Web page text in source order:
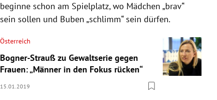
beginne schon am Spielplatz, wo Mädchen „brav“
sein sollen und Buben „schlimm“ sein dürfen.
Österreich
Bogner-Strauß zu Gewaltserie gegen
Frauen: „Männer in den Fokus rücken“
15.01.2019